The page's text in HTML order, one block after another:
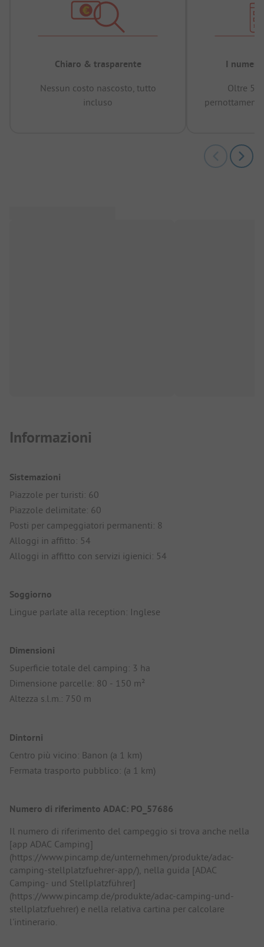
Chiaro & trasparente
Nessun costo nascosto, tutto
incluso
I numeri
Oltre
Informazioni
Sistemazioni
Piazzole per turisti: 60
Piazzole delimitate: 60
Posti per campeggiatori permanenti: 8
Alloggi in affitto: 54
Alloggi in affitto con servizi igienici: 54
Soggiorno
Lingue parlate alla reception: Inglese
Dimensioni
Superficie totale del camping: 3 ha
Dimensione parcelle: 80 - 150 m²
Altezza s.l.m.: 750 m
Dintorni
Centro più vicino: Banon (a 1 km)
Fermata trasporto pubblico: (a 1 km)
Numero di riferimento ADAC: PO_57686
Il numero di riferimento del campeggio si trova anche nella
[app ADAC Camping]
(https://www.pincamp.de/unternehmen/produkte/adac-
camping-stellplatzfuehrer-app/), nella guida [ADAC
Camping- und Stellplatzführer]
(https://www.pincamp.de/produkte/adac-camping-und-
stellplatzfuehrer) e nella relativa cartina per calcolare
l'intinerario.